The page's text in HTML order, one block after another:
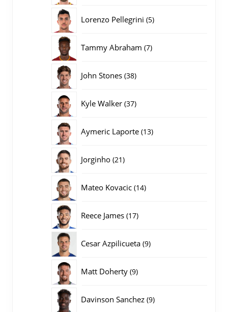
Lorenzo Pellegrini 55
Tammy Abraham 77
John Stones 3838
Kyle Walker 3737
Aymeric Laporte 1313
Jorginho 2121
Mateo Kovacic 1414
Reece James 1717
Cesar Azpilicueta 99
Matt Doherty 99
Davinson Sanchez 99